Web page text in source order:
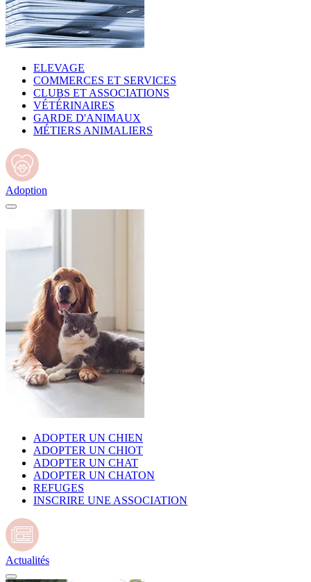
ELEVAGE
COMMERCES ET SERVICES
CLUBS ET ASSOCIATIONS
VÉTÉRINAIRES
GARDE D'ANIMAUX
MÉTIERS ANIMALIERS
Adoption
ADOPTER UN CHIEN
ADOPTER UN CHIOT
ADOPTER UN CHAT
ADOPTER UN CHATON
REFUGES
INSCRIRE UNE ASSOCIATION
Actualités